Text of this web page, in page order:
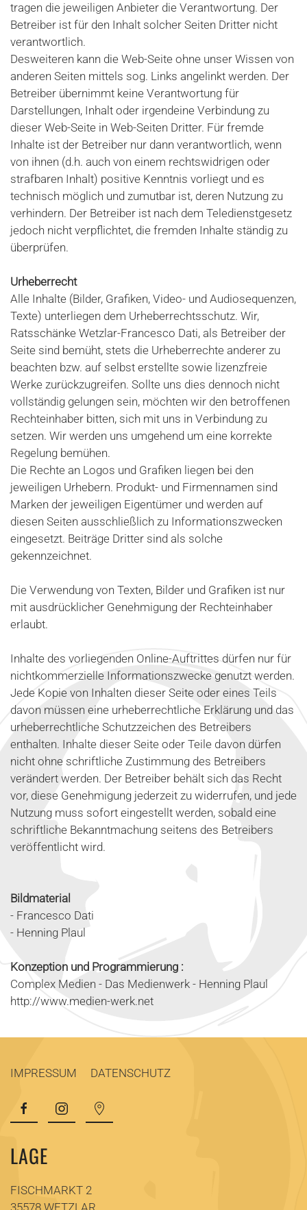
tragen die jeweiligen Anbieter die Verantwortung. Der
Betreiber ist für den Inhalt solcher Seiten Dritter nicht
verantwortlich.
Desweiteren kann die Web-Seite ohne unser Wissen von
anderen Seiten mittels sog. Links angelinkt werden. Der
Betreiber übernimmt keine Verantwortung für
Darstellungen, Inhalt oder irgendeine Verbindung zu
dieser Web-Seite in Web-Seiten Dritter. Für fremde
Inhalte ist der Betreiber nur dann verantwortlich, wenn
von ihnen (d.h. auch von einem rechtswidrigen oder
strafbaren Inhalt) positive Kenntnis vorliegt und es
technisch möglich und zumutbar ist, deren Nutzung zu
verhindern. Der Betreiber ist nach dem Teledienstgesetz
jedoch nicht verpflichtet, die fremden Inhalte ständig zu
überprüfen.
Urheberrecht
Alle Inhalte (Bilder, Grafiken, Video- und Audiosequenzen,
Texte) unterliegen dem Urheberrechtsschutz. Wir,
Ratsschänke Wetzlar-Francesco Dati, als Betreiber der
Seite sind bemüht, stets die Urheberrechte anderer zu
beachten bzw. auf selbst erstellte sowie lizenzfreie
Werke zurückzugreifen. Sollte uns dies dennoch nicht
vollständig gelungen sein, möchten wir den betroffenen
Rechteinhaber bitten, sich mit uns in Verbindung zu
setzen. Wir werden uns umgehend um eine korrekte
Regelung bemühen.
Die Rechte an Logos und Grafiken liegen bei den
jeweiligen Urhebern. Produkt- und Firmennamen sind
Marken der jeweiligen Eigentümer und werden auf
diesen Seiten ausschließlich zu Informationszwecken
eingesetzt. Beiträge Dritter sind als solche
gekennzeichnet.
Die Verwendung von Texten, Bilder und Grafiken ist nur
mit ausdrücklicher Genehmigung der Rechteinhaber
erlaubt.
Inhalte des vorliegenden Online-Auftrittes dürfen nur für
nichtkommerzielle Informationszwecke genutzt werden.
Jede Kopie von Inhalten dieser Seite oder eines Teils
davon müssen eine urheberrechtliche Erklärung und das
urheberrechtliche Schutzzeichen des Betreibers
enthalten. Inhalte dieser Seite oder Teile davon dürfen
nicht ohne schriftliche Zustimmung des Betreibers
verändert werden. Der Betreiber behält sich das Recht
vor, diese Genehmigung jederzeit zu widerrufen, und jede
Nutzung muss sofort eingestellt werden, sobald eine
schriftliche Bekanntmachung seitens des Betreibers
veröffentlicht wird.
Bildmaterial
- Francesco Dati
- Henning Plaul
Konzeption und Programmierung :
Complex Medien - Das Medienwerk - Henning Plaul
http://www.medien-werk.net
IMPRESSUM DATENSCHUTZ
LAGE
FISCHMARKT 2